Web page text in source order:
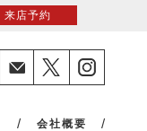
会社概要
来店予約